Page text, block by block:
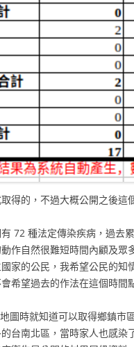
得的，不過大概公開之後這
72 種法定傳染疾病，過去
作自然很難短時間內顧及
家的公民，我希望公民的
希望過去的作法在這個時間
圖時就知道可以取得鄉鎮市
台南北區，當時家人也感